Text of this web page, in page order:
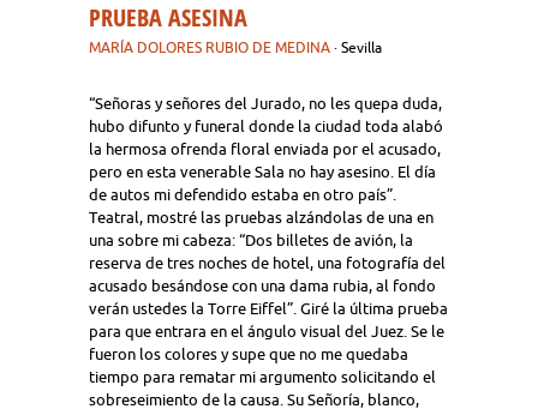
PRUEBA ASESINA
MARÍA DOLORES RUBIO DE MEDINA · Sevilla
“Señoras y señores del Jurado, no les quepa duda,
hubo difunto y funeral donde la ciudad toda alabó
la hermosa ofrenda floral enviada por el acusado,
pero en esta venerable Sala no hay asesino. El día
de autos mi defendido estaba en otro país”.
Teatral, mostré las pruebas alzándolas de una en
una sobre mi cabeza: “Dos billetes de avión, la
reserva de tres noches de hotel, una fotografía del
acusado besándose con una dama rubia, al fondo
verán ustedes la Torre Eiffel”. Giré la última prueba
para que entrara en el ángulo visual del Juez. Se le
fueron los colores y supe que no me quedaba
tiempo para rematar mi argumento solicitando el
sobreseimiento de la causa. Su Señoría, blanco,